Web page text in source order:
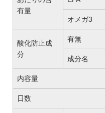
有量
オメガ3
酸化防止成
分
有無
成分名
内容量
日数